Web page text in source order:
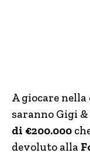
A giocare
saranno Gigi
di €200.000
devoluto alla